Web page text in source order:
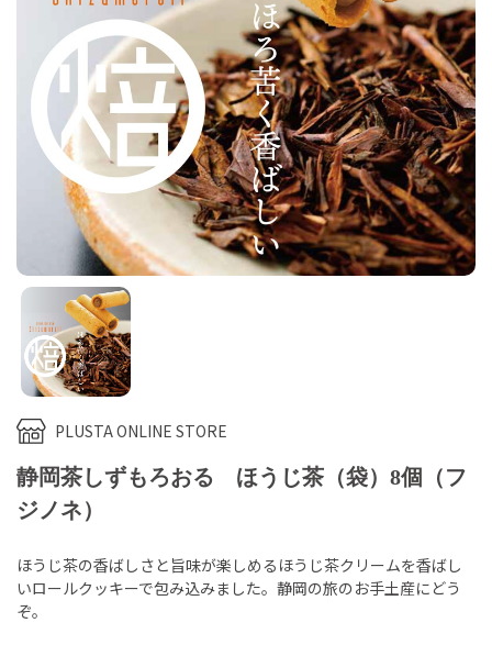
PLUSTA ONLINE STORE
静岡茶しずもろおる ほうじ茶（袋）8個（フ
ジノネ）
ほうじ茶の香ばしさと旨味が楽しめるほうじ茶クリームを香ばし
いロールクッキーで包み込みました。静岡の旅のお手土産にどう
ぞ。